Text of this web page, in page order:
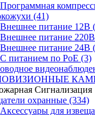
Программная
(41)
Внешнее питание 12В
Внешнее питание 220В
Внешнее питание 24В
С питанием по PoE (3)
Сигнализация
охранные (334)
Аксессуары для